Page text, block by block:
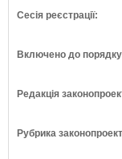
Сесія реєстрації:
Включено до
Редакція
Рубрика